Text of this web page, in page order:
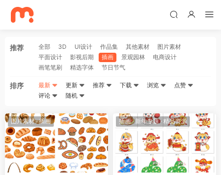
推荐 全部 3D UI设计 作品集 其他素材
图片素材
平面设计
影视后期 插画 景观园林
电商设计
画笔笔刷
精选字体 节日节气
排序 最新 更新 推荐 下载 浏览
点赞
评论
随机
图片素材·插画 插画·新年专题· 精品资源